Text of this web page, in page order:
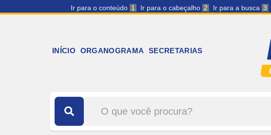
Ir para o conteúdo 1 Ir para o cabeçalho 2 Ir para a busca 3
INÍCIO ORGANOGRAMA SECRETARIAS